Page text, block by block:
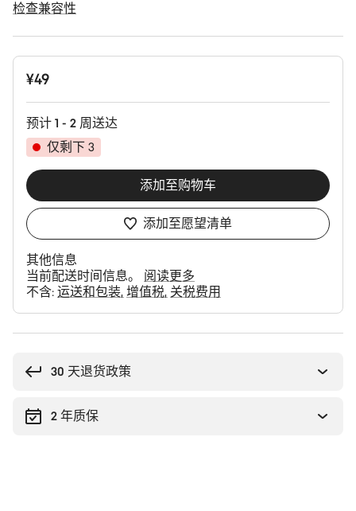
检查兼容性
产
¥49
预计 1 - 2 周送达
仅剩下 3
添加至购物车
添加至愿望清单
其他信息
当前配送时间信息。 阅读更多
不含: 运送和包装 增值税 关税费用
30 天退货政策
2 年质保